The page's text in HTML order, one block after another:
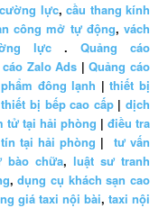
lực, cầu thang kính
công mở tự động, vách
lực . Quảng cáo
Zalo Ads |Quảng cáo
đông lạnh |thiết bị
thiết bị bếp cao cấp|dịch
tử tại hải phòng | điều tra
tại hải phòng | tư vấn
bào chữa, luật sư tranh
,dụng cụ khách sạn cao
giá taxi nội bài, taxi nội